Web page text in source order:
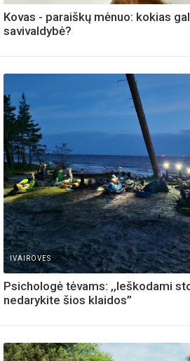
Kovas - paraiškų mėnuo: kokias
savivaldybė?
IVAIROVES
Psichologė tėvams: ,,Ieškodami
nedarykite šios klaidos”